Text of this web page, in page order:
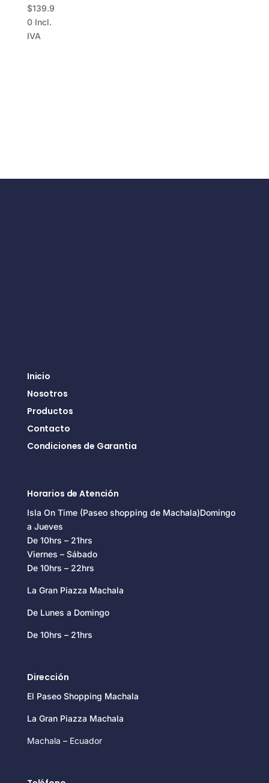
$139.9
0 Incl.
IVA
Inicio
Nosotros
Productos
Contacto
Condiciones de Garantia
Horarios de Atención
Isla On Time (Paseo shopping de Machala)Domingo
a Jueves
De 10hrs – 21hrs
Viernes – Sábado
De 10hrs – 22hrs
La Gran Piazza Machala
De Lunes a Domingo
De 10hrs – 21hrs
Dirección
El Paseo Shopping Machala
La Gran Piazza Machala
Machala – Ecuador